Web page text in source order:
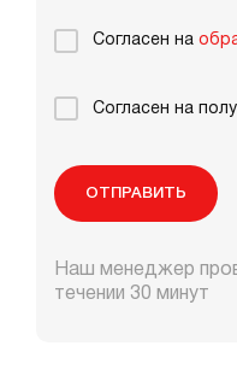
Согласен на
Согласен на
ОТПРАВИТЬ
Наш менеджер
течении 30 минут